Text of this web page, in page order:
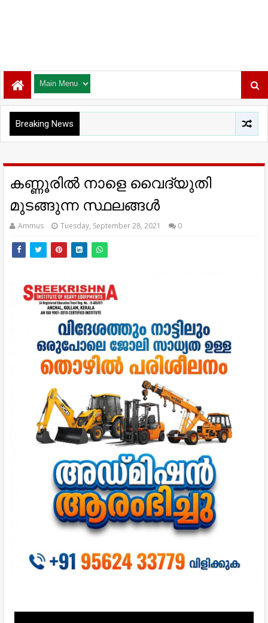
Breaking News
കണ്ണൂരിൽ നാളെ വൈദ്യുതി
മുടങ്ങുന്ന സ്ഥലങ്ങൾ
Ammus Tuesday, September 28, 2021 0